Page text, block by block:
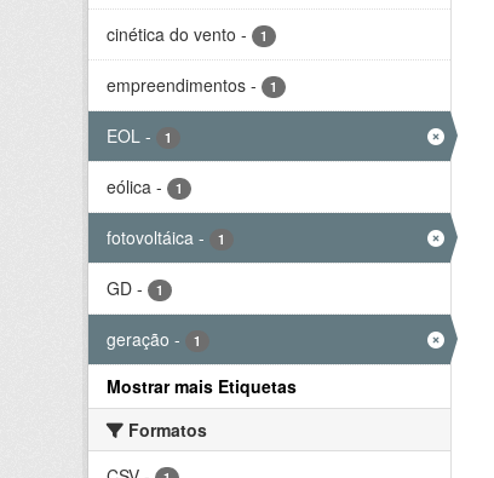
cinética do vento - 1
empreendimentos - 1
EOL - 1
eólica - 1
fotovoltáica - 1
GD - 1
geração - 1
Mostrar mais Etiquetas
Formatos